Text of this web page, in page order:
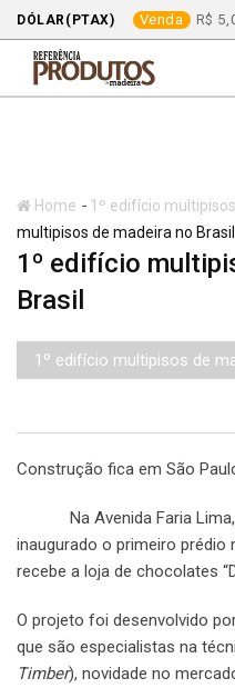
DÓLAR(PTAX) Venda
Home - 1º edifício
multipisos de madeira no Brasil
1º edifício
Brasil
1º edifício multipisos de
Construção fica em São
Na Avenida Faria Lima,
inaugurado o primeiro prédio
recebe a loja de chocolates
O projeto foi desenvolvido
que são especialistas na
Timber), novidade no